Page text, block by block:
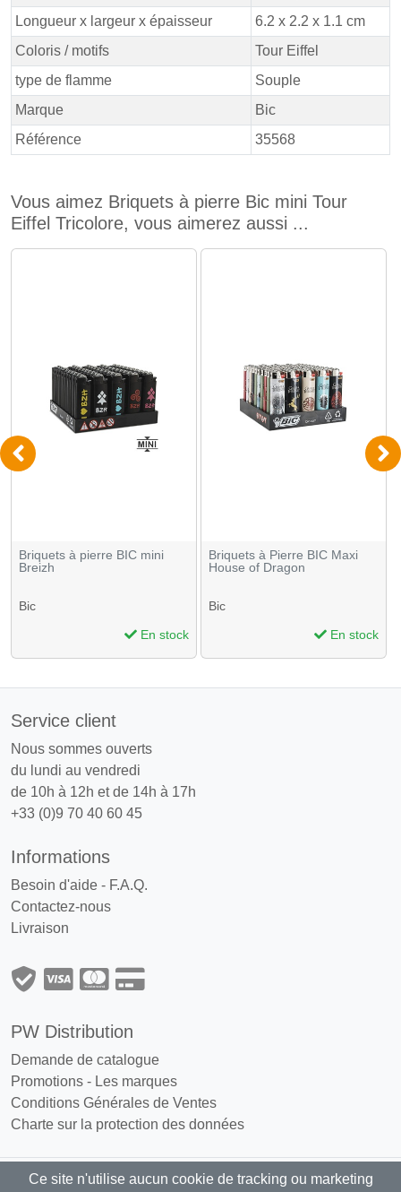
Longueur x largeur x épaisseur
6.2 x 2.2 x 1.1 cm
Coloris / motifs
Tour Eiffel
type de flamme
Souple
Marque
Bic
Référence
35568
Vous aimez Briquets à pierre Bic mini Tour
Eiffel Tricolore, vous aimerez aussi ...
Briquets à pierre BIC mini
Breizh
Bic
En stock
Briquets à Pierre BIC Maxi
House of Dragon
Bic
En stock
Service client
Nous sommes ouverts
du lundi au vendredi
de 10h à 12h et de 14h à 17h
+33 (0)9 70 40 60 45
Informations
Besoin d'aide - F.A.Q.
Contactez-nous
Livraison
PW Distribution
Demande de catalogue
Promotions - Les marques
Conditions Générales de Ventes
Charte sur la protection des données
Ce site n'utilise aucun cookie de tracking ou marketing